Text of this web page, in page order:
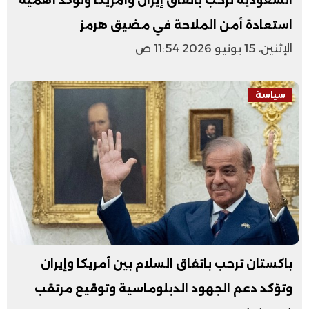
استعادة أمن الملاحة في مضيق هرمز
الإثنين، 15 يونيو 2026 11:54 ص
سياسة
باكستان ترحب باتفاق السلام بين أمريكا وإيران
وتؤكد دعم الجهود الدبلوماسية وتوقيع مرتقب